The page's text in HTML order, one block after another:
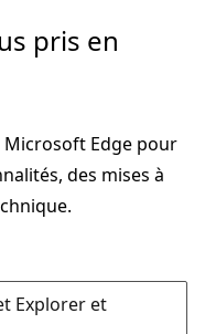
pris en
Microsoft Edge pour
des mises à
Explorer et